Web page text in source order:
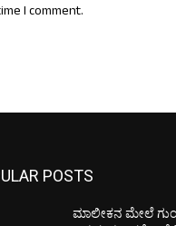
I comment.
POSTS
ಮಾಲೀಕನ ಮೇಲೆ